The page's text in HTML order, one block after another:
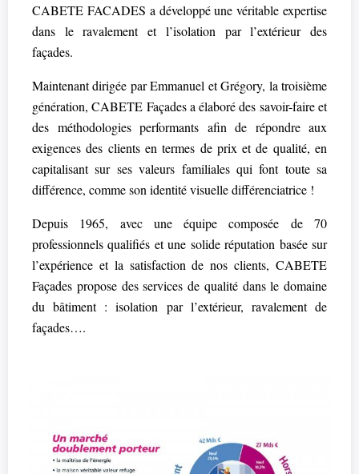
CABETE FACADES a développé une véritable expertise
dans le ravalement et l’isolation par l’extérieur des
façades.
Maintenant dirigée par Emmanuel et Grégory, la troisième
génération, CABETE Façades a élaboré des savoir-faire et
des méthodologies performants afin de répondre aux
exigences des clients en termes de prix et de qualité, en
capitalisant sur ses valeurs familiales qui font toute sa
différence, comme son identité visuelle différenciatrice !
Depuis 1965, avec une équipe composée de 70
professionnels qualifiés et une solide réputation basée sur
l’expérience et la satisfaction de nos clients, CABETE
Façades propose des services de qualité dans le domaine
du bâtiment : isolation par l’extérieur, ravalement de
façades….